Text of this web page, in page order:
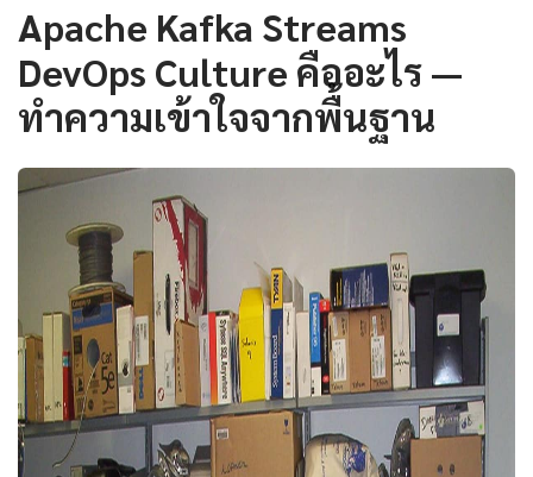
Apache Kafka Streams
DevOps Culture คืออะไร —
ทำความเข้าใจจากพื้นฐาน